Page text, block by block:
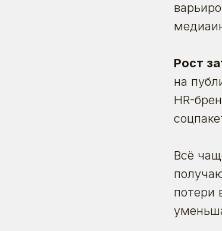
Рост
на
HR-
Всё
потери